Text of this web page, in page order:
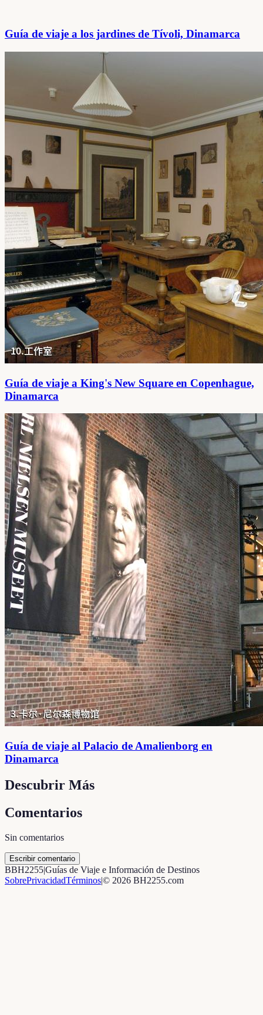
Guía de viaje a los jardines de Tívoli, Dinamarca
Guía de viaje a King's New Square en Copenhague,
Dinamarca
Guía de viaje al Palacio de Amalienborg en
Dinamarca
Descubrir Más
Comentarios
Sin comentarios
Escribir comentario
BBH2255|Guías de Viaje e Información de Destinos
SobrePrivacidadTérminos|© 2026 BH2255.com